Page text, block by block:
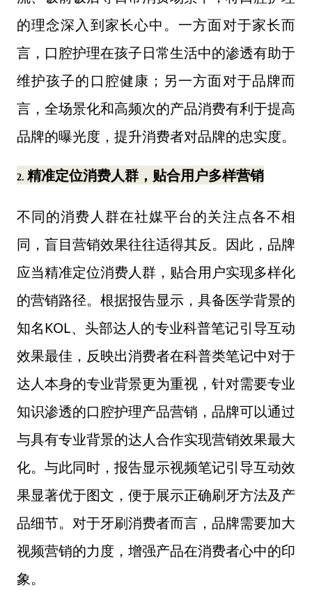
的理念深入到家长心中。一方面对于家长而
言，口腔护理在孩子日常生活中的渗透有助于
维护孩子的口腔健康 ； 另一方面对于品牌而
言，全场景化和高频次的产品消费有利于提高
品牌的曝光度，提升消费者对品牌的忠实度。
2. 精准定位消费人群，贴合用户多样营销
不同的消费人群在社媒平台的关注点各不相
同，盲目营销效果往往适得其反。因此，品牌
应当精准定位消费人群，贴合用户实现多样化
的营销路径。根据报告显示，具备医学背景的
知名KOL、头部达人的专业科普笔记引导互动
效果最佳，反映出消费者在科普类笔记中对于
达人本身的专业背景更为重视，针对需要专业
知识渗透的口腔护理产品营销，品牌可以通过
与具有专业背景的达人合作实现营销效果最大
化。与此同时，报告显示视频笔记引导互动效
果显著优于图文，便于展示正确刷牙方法及产
品细节。对于牙刷消费者而言，品牌需要加大
视频营销的力度，增强产品在消费者心中的印
象。